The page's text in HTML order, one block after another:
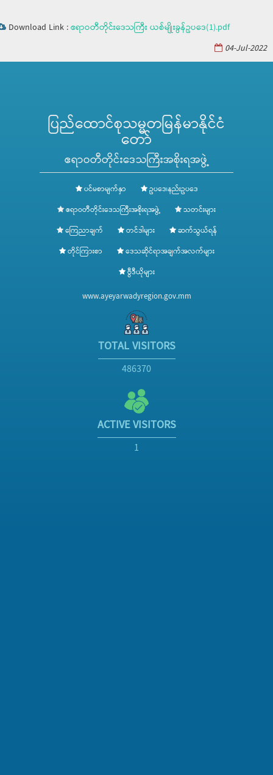
Download Link :ဧရာဝတီတိုင်းဒေသကြီး ယစ်မျိုးခွန်ဥပ​ဒေ(1).pdf
04-Jul-2022
ပြည်ထောင်စုသမ္မတမြန်မာနိုင်ငံ
တော်
ဧရာဝတီတိုင်းဒေသကြီးအစိုးရအဖွဲ့
ပင်မစာမျက်နှာ
ဥပဒေ၊နည်းဥပဒေ
ဧရာဝတီတိုင်းဒေသကြီးအစိုးရအဖွဲ့
သတင်းများ
ကြေညာချက်
တင်ဒါများ
ဆက်သွယ်ရန်
တိုင်ကြားစာ
ဒေသဆိုင်ရာအချက်အလက်များ
ဗွီဒီယိုများ
www.ayeyarwadyregion.gov.mm
TOTAL VISITORS
486370
ACTIVE VISITORS
1